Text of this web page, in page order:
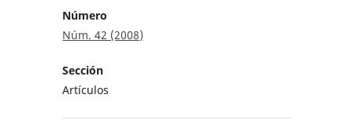
Número
Núm. 42 (2008)
Sección
Artículos